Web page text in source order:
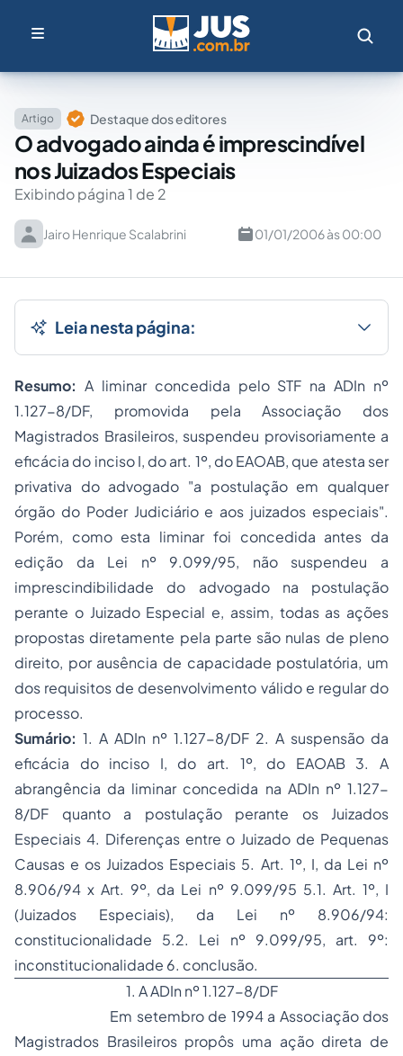
Artigo Destaque dos editores
O advogado ainda é imprescindível
nos Juizados Especiais
Exibindo página 1 de 2
Jairo Henrique Scalabrini 01/01/2006 às 00:00
Leia nesta página:
Resumo: A liminar concedida pelo STF na ADIn nº
1.127-8/DF, promovida pela Associação dos
Magistrados Brasileiros, suspendeu provisoriamente a
eficácia do inciso I, do art. 1º, do EAOAB, que atesta ser
privativa do advogado "a postulação em qualquer
órgão do Poder Judiciário e aos juizados especiais".
Porém, como esta liminar foi concedida antes da
edição da Lei nº 9.099/95, não suspendeu a
imprescindibilidade do advogado na postulação
perante o Juizado Especial e, assim, todas as ações
propostas diretamente pela parte são nulas de pleno
direito, por ausência de capacidade postulatória, um
dos requisitos de desenvolvimento válido e regular do
processo.
Sumário: 1. A ADIn nº 1.127-8/DF 2. A suspensão da
eficácia do inciso I, do art. 1º, do EAOAB 3. A
abrangência da liminar concedida na ADIn nº 1.127-
8/DF quanto a postulação perante os Juizados
Especiais 4. Diferenças entre o Juizado de Pequenas
Causas e os Juizados Especiais 5. Art. 1º, I, da Lei nº
8.906/94 x Art. 9º, da Lei nº 9.099/95 5.1. Art. 1º, I
(Juizados Especiais), da Lei nº 8.906/94:
constitucionalidade 5.2. Lei nº 9.099/95, art. 9º:
inconstitucionalidade 6. conclusão.
1. A ADIn nº 1.127-8/DF
Em setembro de 1994 a Associação dos
Magistrados Brasileiros propôs uma ação direta de